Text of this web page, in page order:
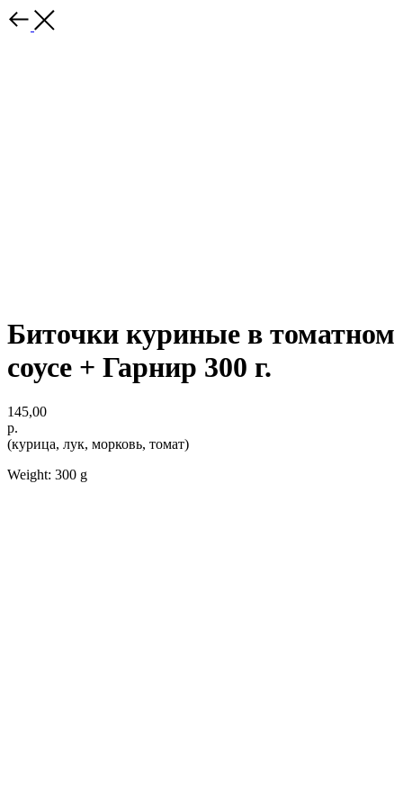
Биточки куриные в томатном
соусе + Гарнир 300 г.
145,00
р.
(курица, лук, морковь, томат)
Weight: 300 g